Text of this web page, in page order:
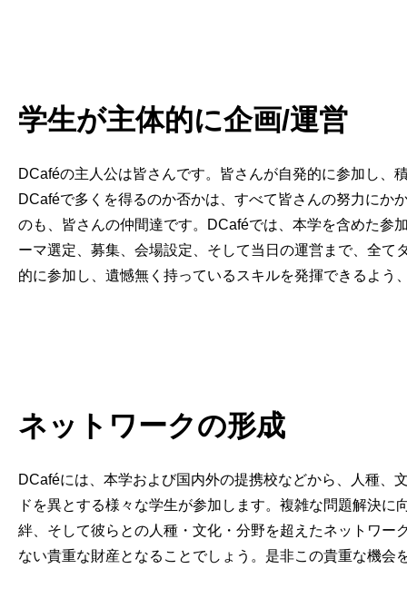
学生が主体的に企画/運営
DCaféの主人公は皆さんです。皆さんが自発的に参加し、
DCaféで多くを得るのか否かは、すべて皆さんの努力にか
のも、皆さんの仲間達です。DCaféでは、本学を含めた参
ーマ選定、募集、会場設定、そして当日の運営まで、全
的に参加し、遺憾無く持っているスキルを発揮できるよ
ネットワークの形成
DCaféには、本学および国内外の提携校などから、人種、
ドを異とする様々な学生が参加します。複雑な問題解決
絆、そして彼らとの人種・文化・分野を超えたネットワ
ない貴重な財産となることでしょう。是非この貴重な機会